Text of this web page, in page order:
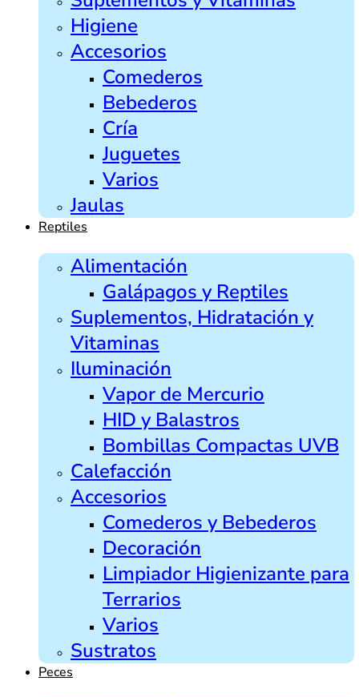
Higiene
Accesorios
Comederos
Bebederos
Cría
Juguetes
Varios
Jaulas
Reptiles
Alimentación
Galápagos y Reptiles
Suplementos, Hidratación y
Vitaminas
Iluminación
Vapor de Mercurio
HID y Balastros
Bombillas Compactas UVB
Calefacción
Accesorios
Comederos y Bebederos
Decoración
Limpiador Higienizante para
Terrarios
Varios
Sustratos
Peces